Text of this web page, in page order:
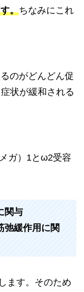
。ちなみにこれ
のがどんどん促
状が緩和される
ガ）1とω2受容
関与
弛緩作用に関
ます。そのため